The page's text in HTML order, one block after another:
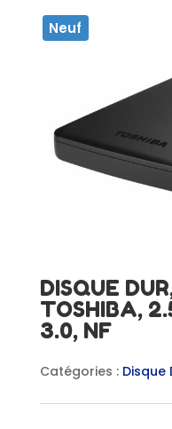
Neuf
DISQUE
TOSHIBA,
3.0, NF
Catégories : Disque